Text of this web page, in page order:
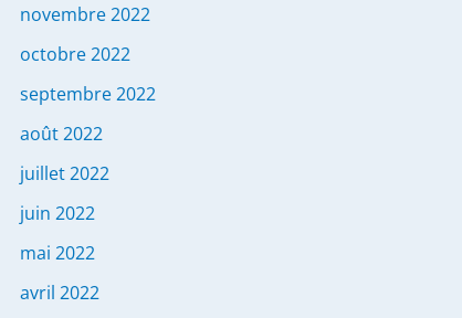
novembre 2022
octobre 2022
septembre 2022
août 2022
juillet 2022
juin 2022
mai 2022
avril 2022